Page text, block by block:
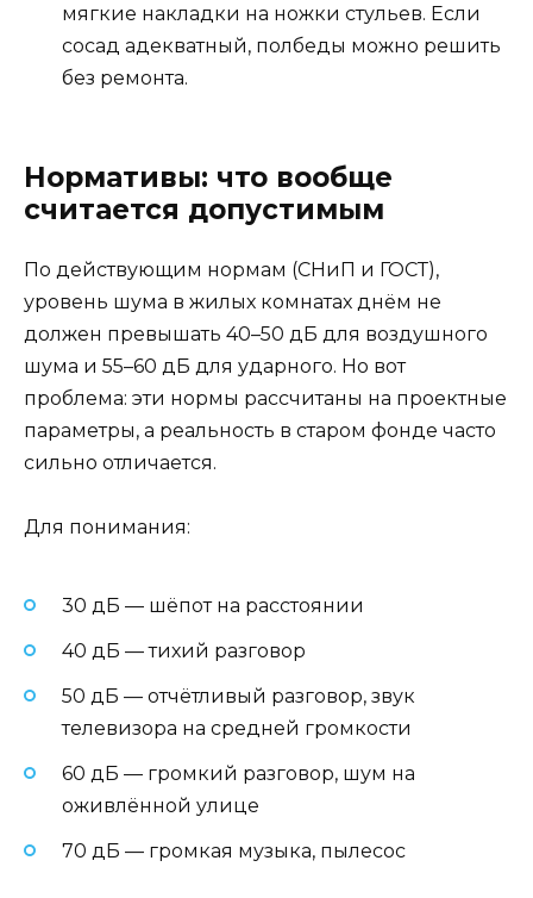
мягкие накладки на ножки стульев. Если
сосад адекватный, полбеды можно решить
без ремонта.
Нормативы: что вообще
считается допустимым
По действующим нормам (СНиП и ГОСТ),
уровень шума в жилых комнатах днём не
должен превышать 40–50 дБ для воздушного
шума и 55–60 дБ для ударного. Но вот
проблема: эти нормы рассчитаны на проектные
параметры, а реальность в старом фонде часто
сильно отличается.
Для понимания:
30 дБ — шёпот на расстоянии
40 дБ — тихий разговор
50 дБ — отчётливый разговор, звук
телевизора на средней громкости
60 дБ — громкий разговор, шум на
оживлённой улице
70 дБ — громкая музыка, пылесос